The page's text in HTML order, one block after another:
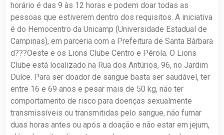
horário é das 9 às 12 horas e podem doar todas as
pessoas que estiverem dentro dos requisitos. A iniciativa
é do Hemocentro da Unicamp (Universidade Estadual de
Campinas), em parceria com a Prefeitura de Santa Bárbara
d???Oeste e os Lions Clube Centro e Pérola. O Lions
Clube está localizado na Rua dos Antúrios, 96, no Jardim
Dulce. Para ser doador de sangue basta ser saudável, ter
entre 16 e 69 anos e pesar mais de 50 kg, não ter
comportamento de risco para doenças sexualmente
transmissíveis ou transmitidas pelo sangue, não fumar
duas horas antes ou após a doação e não estar em jejum,